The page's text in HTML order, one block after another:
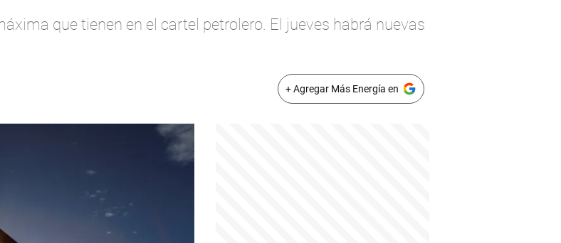
que tienen en el cartel petrolero. El jueves habrá nuevas
+ Agregar Más Energía en